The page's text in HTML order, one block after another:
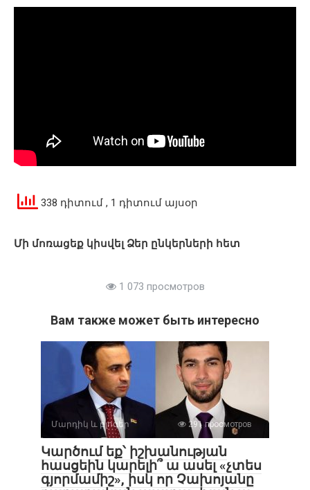
338 դիտում , 1 դիտում այսօր
Մի մոռացեք կիսվել Ձեր ընկերների հետ
1 073 просмотров
Вам также может быть интересно
Մարդիկ և բլոգեր 291 просмотров
Կարծում եք՝ իշխանության
հասցեին կարելի՞ ա ասել «չտես
գյորմամիշ», իսկ որ Չախոյանը